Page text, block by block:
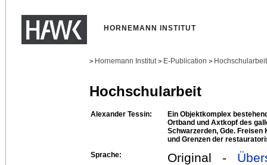
HORNEMANN INSTITUT
> Hornemann Institut > E-Publication >
Hochschularbeit
Alexander Tessin:
Ein Objektkomplex
Ortband und Axtkopf des
Schwarzerden, Gde. Freisen
und Grenzen der
Sprache:
Original -